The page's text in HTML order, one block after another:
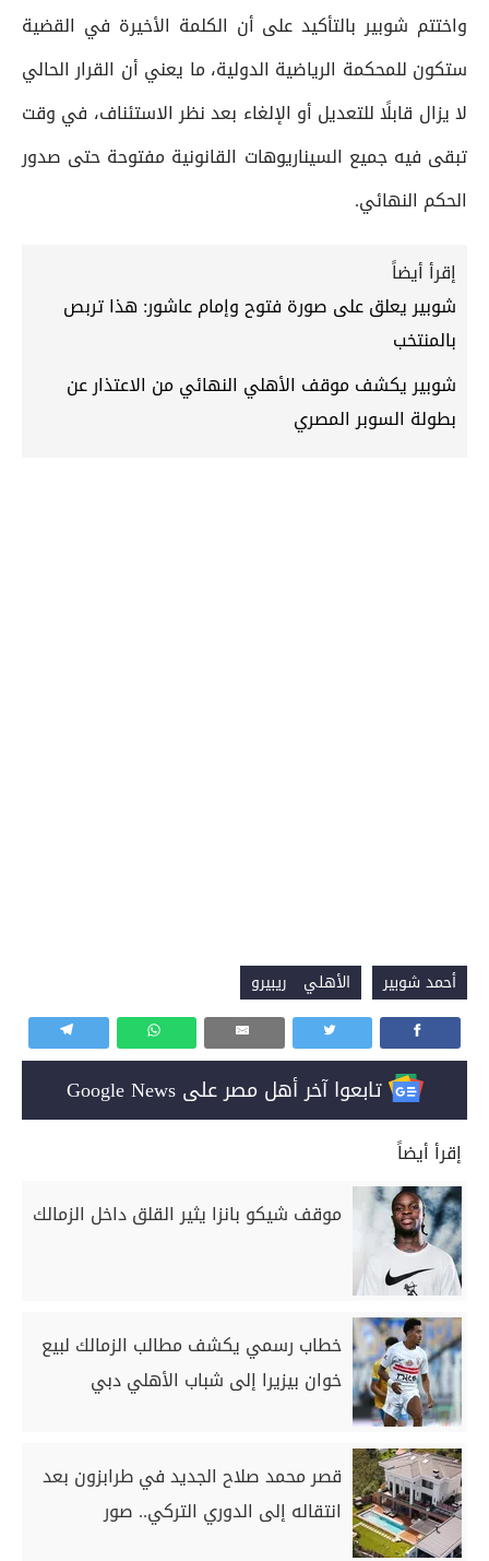
واختتم شوبير بالتأكيد على أن الكلمة الأخيرة في القضية
ستكون للمحكمة الرياضية الدولية، ما يعني أن القرار الحالي
لا يزال قابلًا للتعديل أو الإلغاء بعد نظر الاستئناف، في وقت
تبقى فيه جميع السيناريوهات القانونية مفتوحة حتى صدور
الحكم النهائي.
إقرأ أيضاً
شوبير يعلق على صورة فتوح وإمام عاشور: هذا تربص
بالمنتخب
شوبير يكشف موقف الأهلي النهائي من الاعتذار عن
بطولة السوبر المصري
أحمد شوبير الأهلي ريبيرو
تابعوا آخر أهل مصر على Google News
إقرأ أيضاً
موقف شيكو بانزا يثير القلق داخل الزمالك
خطاب رسمي يكشف مطالب الزمالك لبيع
خوان بيزيرا إلى شباب الأهلي دبي
قصر محمد صلاح الجديد في طرابزون بعد
انتقاله إلى الدوري التركي.. صور